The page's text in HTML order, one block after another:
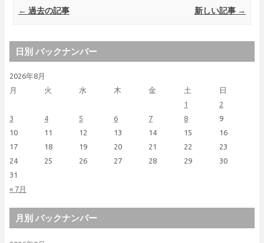
Post navigation
← 過去の記事 新しい記事 →
日別 バックナンバー
2026年8月
月
火 水 木 金 土 日
« 7月
1
2
3
4 5 6 7 8
9
10
11 12 13 14 15
16
17
18 19 20 21 22
23
24
25 26 27 28 29
30
31
月別 バックナンバー